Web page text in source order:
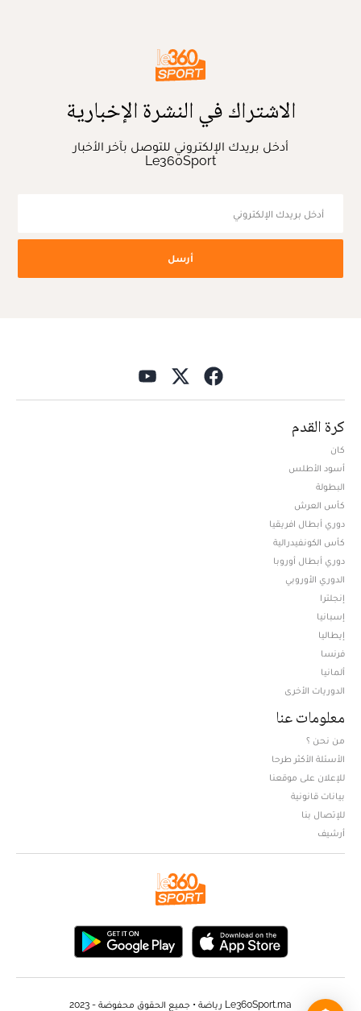
الاشتراك في النشرة الإخبارية
أدخل بريدك الإلكتروني للتوصل بآخر الأخبار
Le360Sport
أرسل
كرة القدم
كان
أسود الأطلس
البطولة
كأس العرش
دوري أبطال افريقيا
كأس الكونفيدرالية
دوري أبطال أوروبا
الدوري الأوروبي
إنجلترا
إسبانيا
إيطاليا
فرنسا
ألمانيا
الدوريات الأخرى
معلومات عنا
من نحن ؟
الأسئلة الأكثر طرحا
للإعلان على موقعنا
بيانات قانونية
للإتصال بنا
أرشيف
Le360Sport.ma رياضة • جميع الحقوق محفوضة - 2023